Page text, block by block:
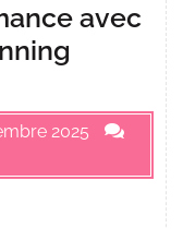
avec
2025